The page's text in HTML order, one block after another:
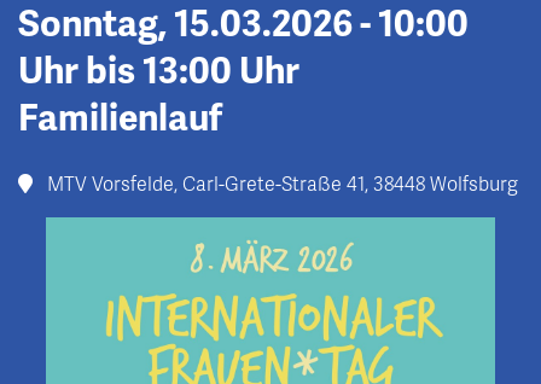
Sonntag, 15.03.2026 - 10:00
Uhr bis 13:00 Uhr
Familienlauf
MTV Vorsfelde, Carl-Grete-Straße 41, 38448 Wolfsburg